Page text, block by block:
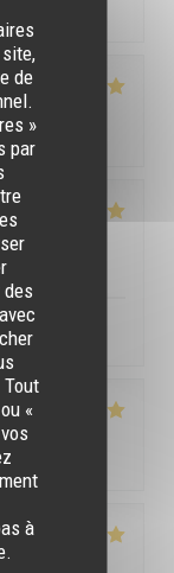
de
»
par
«
à
/ Prix
/ Prix
/ Prix